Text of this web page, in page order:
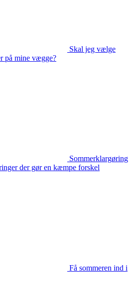
Skal jeg vælge
på mine vægge?
Sommerklargøring
der gør en kæmpe forskel
Få sommeren ind i